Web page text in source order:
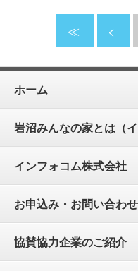
≪ <
ホーム
岩沼みんなの家とは（
インフォコム株式会社
お申込み・お問い合わせ
協賛協力企業のご紹介